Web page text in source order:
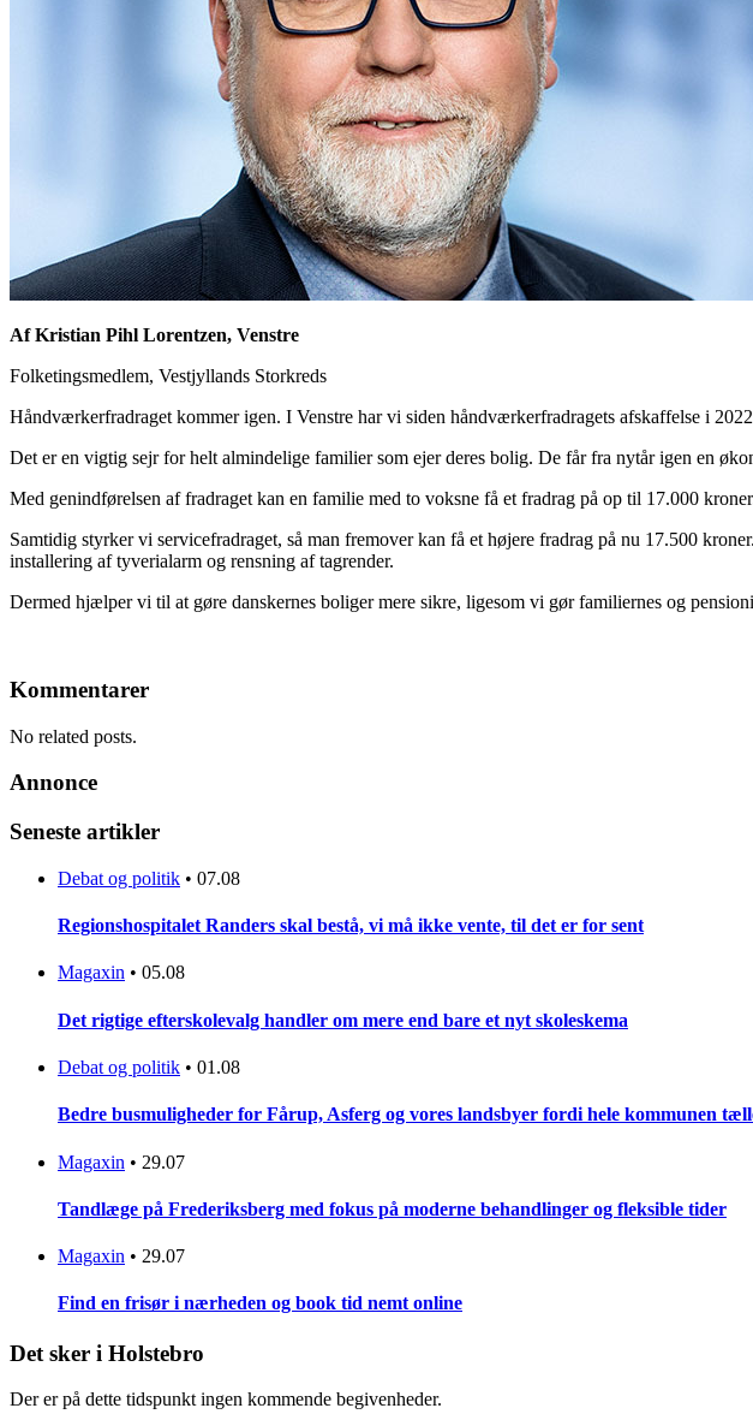
Af Kristian Pihl Lorentzen, Venstre
Folketingsmedlem, Vestjyllands Storkreds
Håndværkerfradraget kommer igen. I Venstre har vi siden håndværkerfradragets afskaffelse i
Det er en vigtig sejr for helt almindelige familier som ejer deres bolig. De får fra nytår igen en
Med genindførelsen af fradraget kan en familie med to voksne få et fradrag på op til 17.000
Samtidig styrker vi servicefradraget, så man fremover kan få et højere fradrag på nu 17.500
installering af tyverialarm og rensning af tagrender.
Dermed hjælper vi til at gøre danskernes boliger mere sikre, ligesom vi gør familiernes og
Kommentarer
No related posts.
Annonce
Seneste artikler
Debat og politik • 07.08
Regionshospitalet Randers skal bestå, vi må ikke vente, til det er for sent
Magaxin • 05.08
Det rigtige efterskolevalg handler om mere end bare et nyt skoleskema
Debat og politik • 01.08
Bedre busmuligheder for Fårup, Asferg og vores landsbyer fordi hele kommunen
Magaxin • 29.07
Tandlæge på Frederiksberg med fokus på moderne behandlinger og fleksible tider
Magaxin • 29.07
Find en frisør i nærheden og book tid nemt online
Det sker i Holstebro
Der er på dette tidspunkt ingen kommende begivenheder.